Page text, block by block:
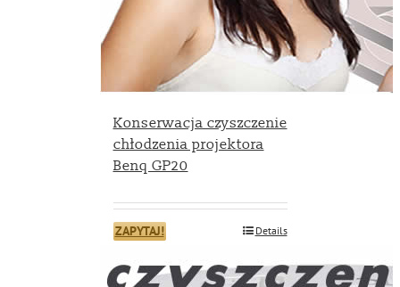
Konserwacja czyszczenie
chłodzenia projektora
Benq GP20
ZAPYTAJ! Details